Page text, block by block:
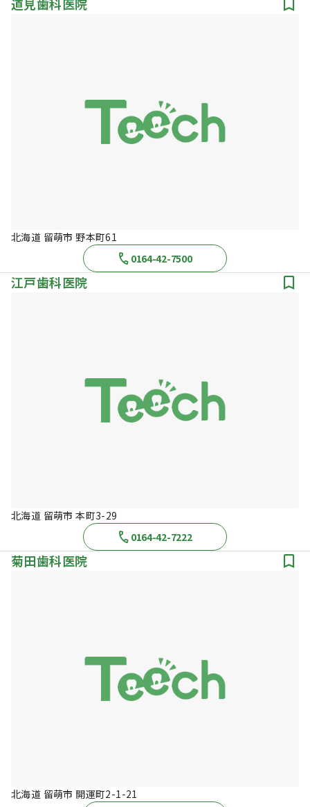
道見歯科医院
北海道 留萌市 野本町61
0164-42-7500
江戸歯科医院
北海道 留萌市 本町3-29
0164-42-7222
菊田歯科医院
北海道 留萌市 開運町2-1-21